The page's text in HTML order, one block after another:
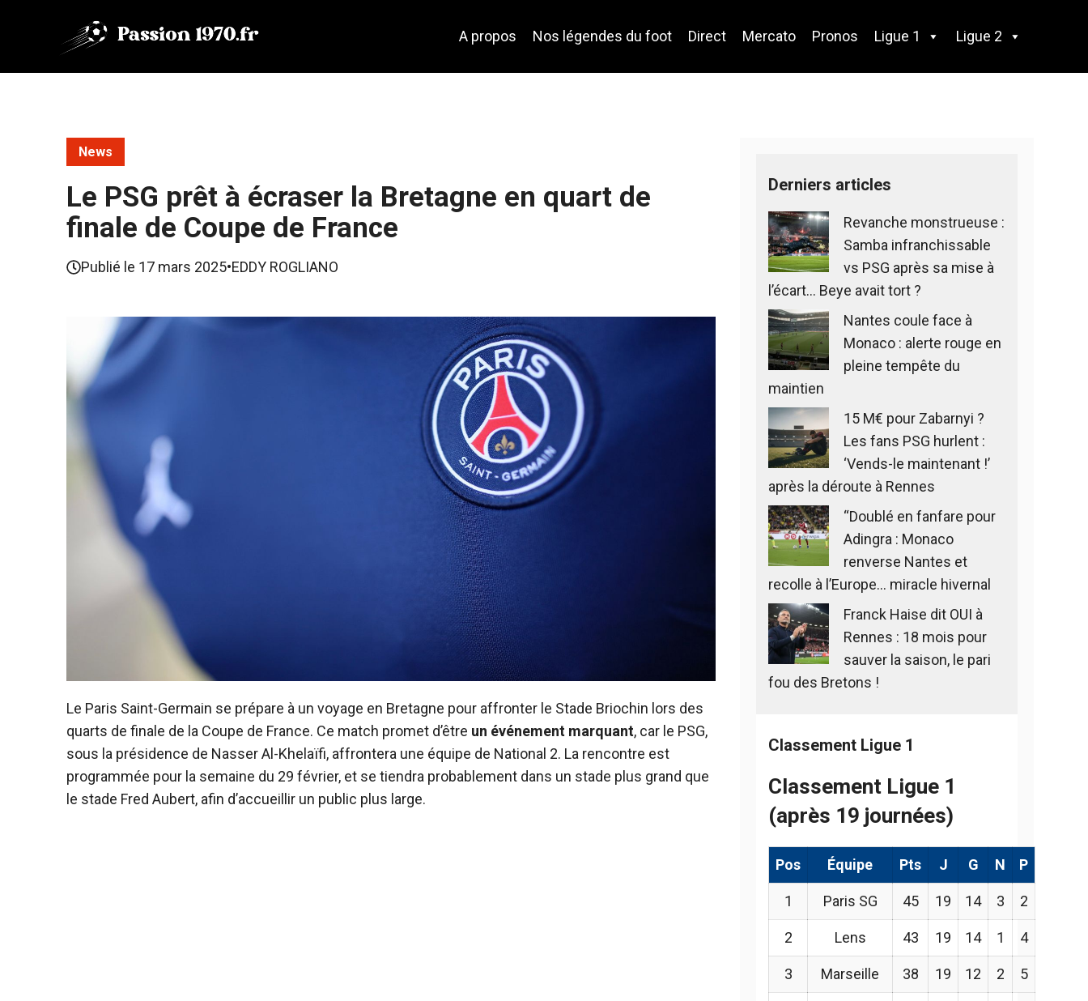
A propos Nos légendes du foot Direct Mercato Pronos Ligue 1 Ligue 2
News
Le PSG prêt à écraser la Bretagne en quart de
finale de Coupe de France
Publié le 17 mars 2025•EDDY ROGLIANO
Le Paris Saint-Germain se prépare à un voyage en Bretagne pour affronter le Stade Briochin lors des
quarts de finale de la Coupe de France. Ce match promet d’être un événement marquant, car le PSG,
sous la présidence de Nasser Al-Khelaïfi, affrontera une équipe de National 2. La rencontre est
programmée pour la semaine du 29 février, et se tiendra probablement dans un stade plus grand que
le stade Fred Aubert, afin d’accueillir un public plus large.
Derniers articles
Revanche monstrueuse :
Samba infranchissable
vs PSG après sa mise à
l’écart… Beye avait tort ?
Nantes coule face à
Monaco : alerte rouge en
pleine tempête du
maintien
15 M€ pour Zabarnyi ?
Les fans PSG hurlent :
‘Vends-le maintenant !’
après la déroute à Rennes
“Doublé en fanfare pour
Adingra : Monaco
renverse Nantes et
recolle à l’Europe… miracle hivernal
Franck Haise dit OUI à
Rennes : 18 mois pour
sauver la saison, le pari
fou des Bretons !
Classement Ligue 1
Classement Ligue 1
(après 19 journées)
Pos Équipe Pts J G N P
1 Paris SG 45 19 14 3 2
2 Lens 43 19 14 1 4
3 Marseille 38 19 12 2 5